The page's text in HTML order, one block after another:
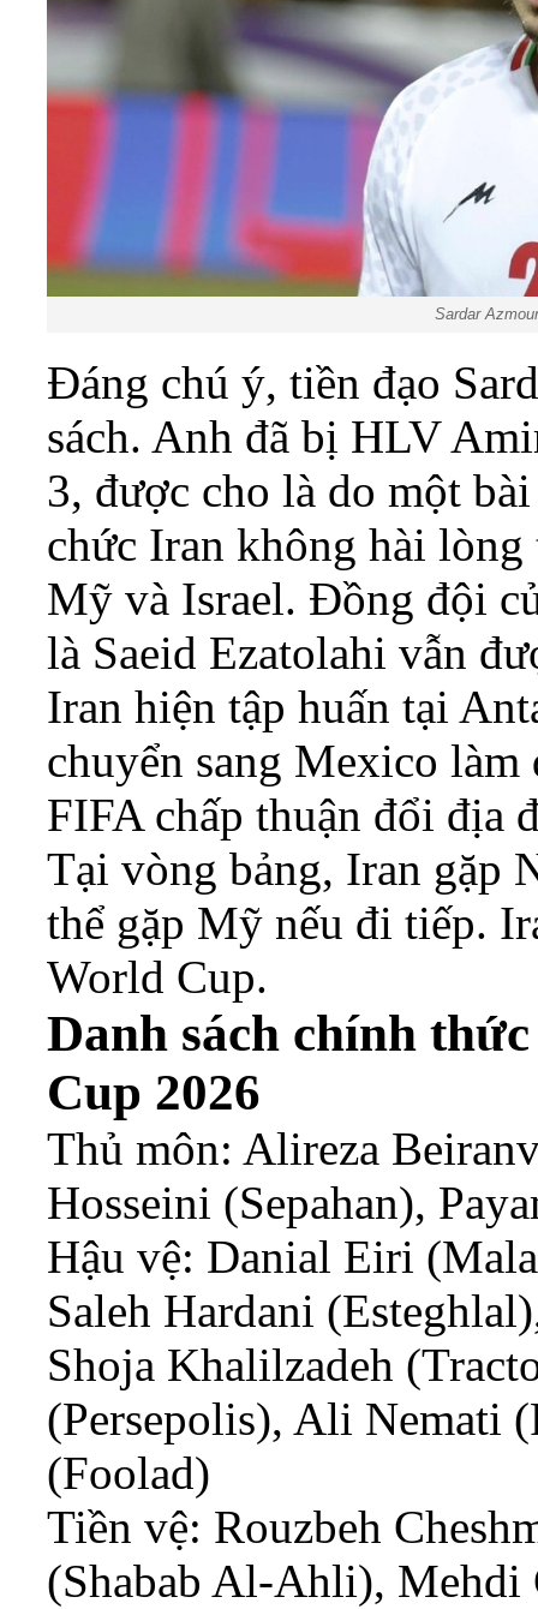
Sardar
Đáng chú ý, tiền đạo
sách. Anh đã bị HLV
3, được cho là do một
chức Iran không hài
Mỹ và Israel. Đồng đội
là Saeid Ezatolahi vẫn
Iran hiện tập huấn tại
chuyển sang Mexico
FIFA chấp thuận đổi địa
Tại vòng bảng, Iran gặp
thể gặp Mỹ nếu đi tiếp.
World Cup.
Danh sách chính
Cup 2026
Thủ môn: Alireza
Hosseini (Sepahan),
Hậu vệ: Danial Eiri
Saleh Hardani
Shoja Khalilzadeh
(Persepolis), Ali Nemati
(Foolad)
Tiền vệ: Rouzbeh
(Shabab Al-Ahli), Mehdi